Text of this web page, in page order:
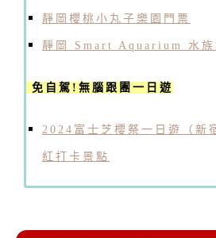
靜岡櫻桃小丸子樂園門票
靜岡 Smart Aquarium 水族
免自駕!無腦跟團一日遊
2024富士芝櫻祭一日遊（新
紅打卡景點